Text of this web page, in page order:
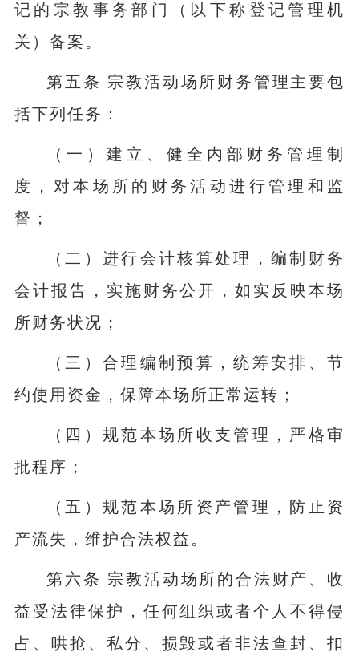
记的宗教事务部门（以下称登记管理机
关）备案。
第五条 宗教活动场所财务管理主要包
括下列任务：
（一）建立、健全内部财务管理制
度，对本场所的财务活动进行管理和监
督；
（二）进行会计核算处理，编制财务
会计报告，实施财务公开，如实反映本场
所财务状况；
（三）合理编制预算，统筹安排、节
约使用资金，保障本场所正常运转；
（四）规范本场所收支管理，严格审
批程序；
（五）规范本场所资产管理，防止资
产流失，维护合法权益。
第六条 宗教活动场所的合法财产、收
益受法律保护，任何组织或者个人不得侵
占、哄抢、私分、损毁或者非法查封、扣